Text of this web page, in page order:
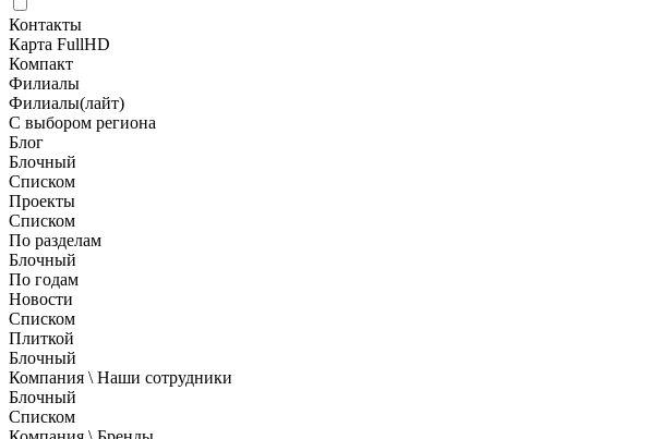
Контакты
Карта FullHD
Компакт
Филиалы
Филиалы(лайт)
С выбором региона
Блог
Блочный
Списком
Проекты
Списком
По разделам
Блочный
По годам
Новости
Списком
Плиткой
Блочный
Компания \ Наши сотрудники
Блочный
Списком